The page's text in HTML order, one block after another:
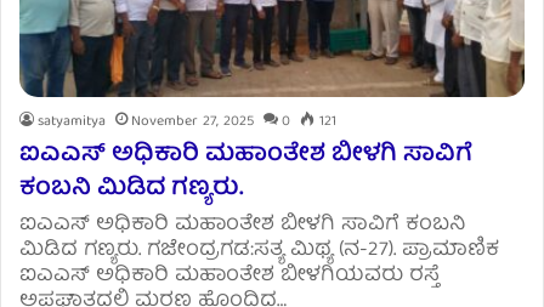
satyamitya November 27, 2025 0 121
ಐಎಎಸ್ ಅಧಿಕಾರಿ ಮಹಾಂತೇಶ ಬೀಳಗಿ ಸಾವಿಗೆ
ಕಂಬನಿ ಮಿಡಿದ ಗಣ್ಯರು.
ಐಎಎಸ್ ಅಧಿಕಾರಿ ಮಹಾಂತೇಶ ಬೀಳಗಿ ಸಾವಿಗೆ ಕಂಬನಿ
ಮಿಡಿದ ಗಣ್ಯರು. ಗಜೇಂದ್ರಗಡ:ಸತ್ಯ ಮಿಥ್ಯ (ನ-27). ಪ್ರಾಮಾಣಿಕ
ಐಎಎಸ್ ಅಧಿಕಾರಿ ಮಹಾಂತೇಶ ಬೀಳಗಿಯವರು ರಸ್ತೆ